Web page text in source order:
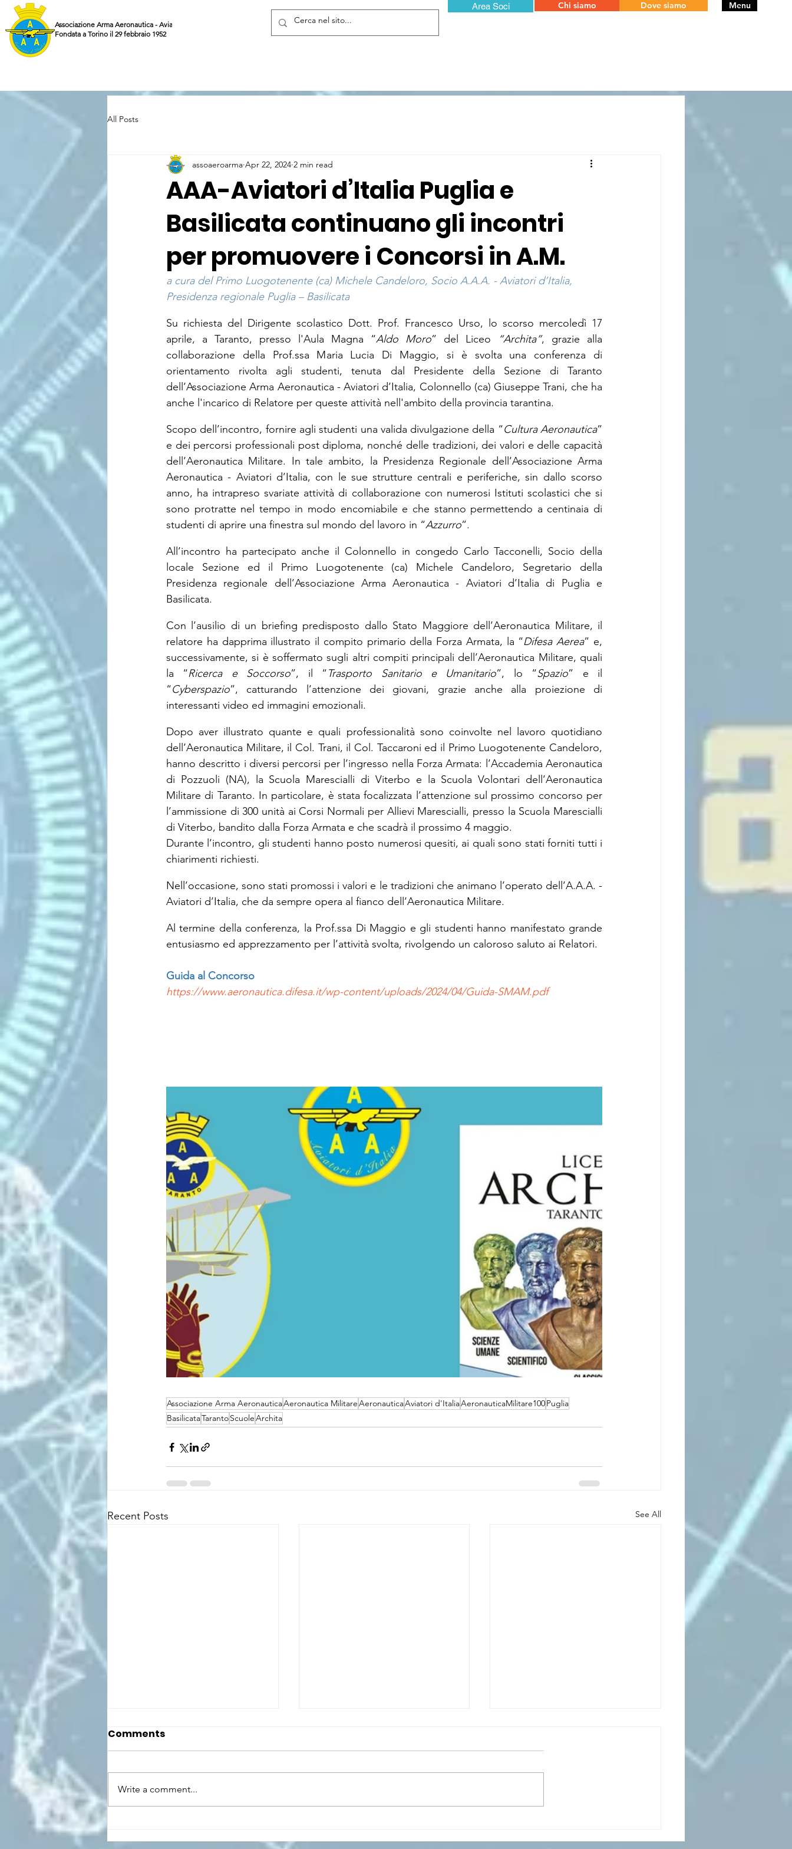
Associazione Arma Aeronautica - Aviatori d'Italia ETS
Fondata a Torino il 29 febbraio 1952
Area Soci Chi siamo Dove siamo Menu
All Posts
AAA-Aviatori d’Italia Puglia e
Basilicata continuano gli incontri
per promuovere i Concorsi in A.M.
assoaeroarma Apr 22, 2024 2 min read
a cura del Primo Luogotenente (ca) Michele Candeloro, Socio A.A.A. - Aviatori d’Italia,
Presidenza regionale Puglia – Basilicata
Su richiesta del Dirigente scolastico Dott. Prof. Francesco Urso, lo scorso mercoledì 17
aprile, a Taranto, presso l'Aula Magna “Aldo Moro” del Liceo “Archita”, grazie alla
collaborazione della Prof.ssa Maria Lucia Di Maggio, si è svolta una conferenza di
orientamento rivolta agli studenti, tenuta dal Presidente della Sezione di Taranto
dell’Associazione Arma Aeronautica - Aviatori d’Italia, Colonnello (ca) Giuseppe Trani, che ha
anche l'incarico di Relatore per queste attività nell'ambito della provincia tarantina.
Scopo dell’incontro, fornire agli studenti una valida divulgazione della “Cultura Aeronautica”
e dei percorsi professionali post diploma, nonché delle tradizioni, dei valori e delle capacità
dell’Aeronautica Militare. In tale ambito, la Presidenza Regionale dell’Associazione Arma
Aeronautica - Aviatori d’Italia, con le sue strutture centrali e periferiche, sin dallo scorso
anno, ha intrapreso svariate attività di collaborazione con numerosi Istituti scolastici che si
sono protratte nel tempo in modo encomiabile e che stanno permettendo a centinaia di
studenti di aprire una finestra sul mondo del lavoro in “Azzurro”.
All’incontro ha partecipato anche il Colonnello in congedo Carlo Tacconelli, Socio della
locale Sezione ed il Primo Luogotenente (ca) Michele Candeloro, Segretario della
Presidenza regionale dell’Associazione Arma Aeronautica - Aviatori d’Italia di Puglia e
Basilicata.
Con l’ausilio di un briefing predisposto dallo Stato Maggiore dell’Aeronautica Militare, il
relatore ha dapprima illustrato il compito primario della Forza Armata, la “Difesa Aerea” e,
successivamente, si è soffermato sugli altri compiti principali dell’Aeronautica Militare, quali
la “Ricerca e Soccorso”, il “Trasporto Sanitario e Umanitario”, lo “Spazio” e il
“Cyberspazio”, catturando l’attenzione dei giovani, grazie anche alla proiezione di
interessanti video ed immagini emozionali.
Dopo aver illustrato quante e quali professionalità sono coinvolte nel lavoro quotidiano
dell’Aeronautica Militare, il Col. Trani, il Col. Taccaroni ed il Primo Luogotenente Candeloro,
hanno descritto i diversi percorsi per l’ingresso nella Forza Armata: l’Accademia Aeronautica
di Pozzuoli (NA), la Scuola Marescialli di Viterbo e la Scuola Volontari dell’Aeronautica
Militare di Taranto. In particolare, è stata focalizzata l’attenzione sul prossimo concorso per
l’ammissione di 300 unità ai Corsi Normali per Allievi Marescialli, presso la Scuola Marescialli
di Viterbo, bandito dalla Forza Armata e che scadrà il prossimo 4 maggio.
Durante l’incontro, gli studenti hanno posto numerosi quesiti, ai quali sono stati forniti tutti i
chiarimenti richiesti.
Nell’occasione, sono stati promossi i valori e le tradizioni che animano l’operato dell’A.A.A. -
Aviatori d’Italia, che da sempre opera al fianco dell’Aeronautica Militare.
Al termine della conferenza, la Prof.ssa Di Maggio e gli studenti hanno manifestato grande
entusiasmo ed apprezzamento per l’attività svolta, rivolgendo un caloroso saluto ai Relatori.
Guida al Concorso
https://www.aeronautica.difesa.it/wp-content/uploads/2024/04/Guida-SMAM.pdf
Associazione Arma AeronauticaAeronautica MilitareAeronauticaAviatori d'ItaliaAeronauticaMilitare100Puglia
BasilicataTarantoScuoleArchita
Recent Posts See All
PERCORSO DI
superiori per il concorso
PARLARE DI
Comments
Write a comment...